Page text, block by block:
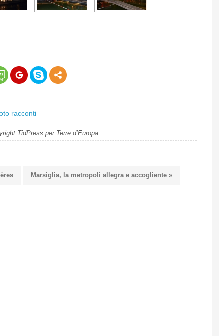
racconti
TidPress per Terre d’Europa.
Marsiglia, la metropoli allegra e accogliente »